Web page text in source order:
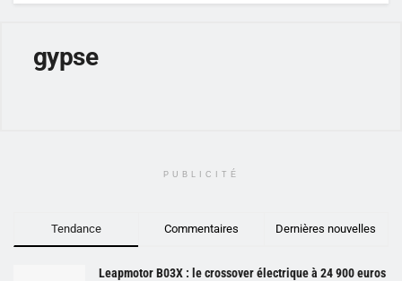
gypse
PUBLICITÉ
Tendance Commentaires Dernières nouvelles
Leapmotor B03X : le crossover électrique à 24 900 euros